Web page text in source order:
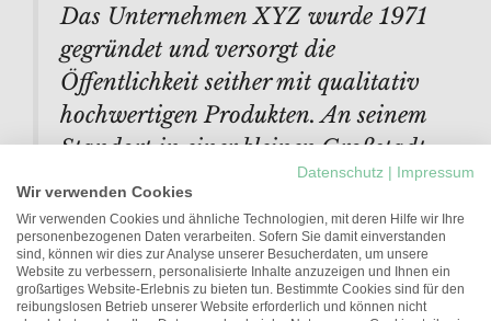
Das Unternehmen XYZ wurde 1971
gegründet und versorgt die
Öffentlichkeit seither mit qualitativ
hochwertigen Produkten. An seinem
Standort in einer kleinen Großstadt
beschäftigt der Betrieb über 2.000
Menschen und unterstützt die
Stadtbewohner in vielfacher
Hinsicht.
Datenschutz
Impressum
Wir verwenden Cookies
Wir verwenden Cookies und ähnliche Technologien, mit deren Hilfe wir Ihre
personenbezogenen Daten verarbeiten. Sofern Sie damit einverstanden
sind, können wir dies zur Analyse unserer Besucherdaten, um unsere
Website zu verbessern, personalisierte Inhalte anzuzeigen und Ihnen ein
großartiges Website-Erlebnis zu bieten tun. Bestimmte Cookies sind für den
reibungslosen Betrieb unserer Website erforderlich und können nicht